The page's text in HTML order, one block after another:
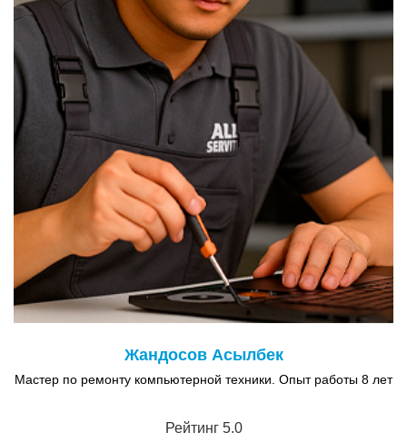
Жандосов Асылбек
Мастер по ремонту компьютерной техники. Опыт работы 8 лет
Рейтинг 5.0